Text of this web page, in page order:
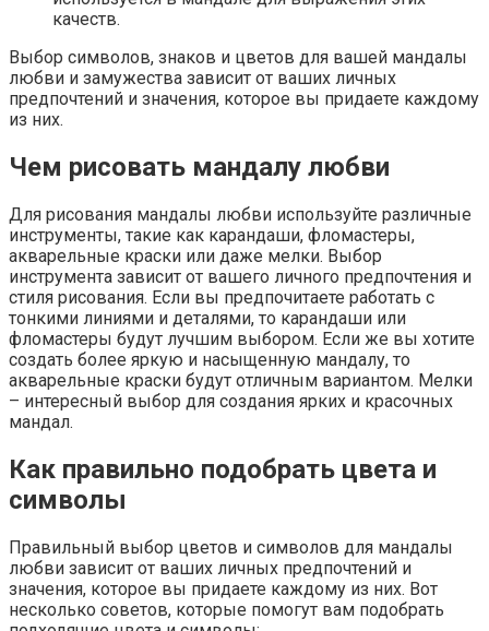
качеств.
Выбор символов, знаков и цветов для вашей мандалы
любви и замужества зависит от ваших личных
предпочтений и значения, которое вы придаете каждому
из них.
Чем рисовать мандалу любви
Для рисования мандалы любви используйте различные
инструменты, такие как карандаши, фломастеры,
акварельные краски или даже мелки. Выбор
инструмента зависит от вашего личного предпочтения и
стиля рисования. Если вы предпочитаете работать с
тонкими линиями и деталями, то карандаши или
фломастеры будут лучшим выбором. Если же вы хотите
создать более яркую и насыщенную мандалу, то
акварельные краски будут отличным вариантом. Мелки
– интересный выбор для создания ярких и красочных
мандал.
Как правильно подобрать цвета и
символы
Правильный выбор цветов и символов для мандалы
любви зависит от ваших личных предпочтений и
значения, которое вы придаете каждому из них. Вот
несколько советов, которые помогут вам подобрать